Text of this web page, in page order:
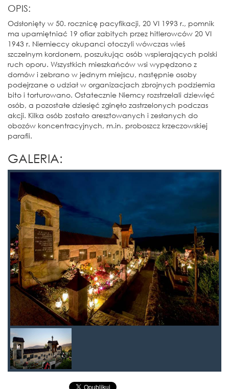
OPIS:
Odsłonięty w 50. rocznicę pacyfikacji, 20 VI 1993 r., pomnik
ma upamiętniać 19 ofiar zabitych przez hitlerowców 20 VI
1943 r. Niemieccy okupanci otoczyli wówczas wieś
szczelnym kordonem, poszukując osób wspierających polski
ruch oporu. Wszystkich mieszkańców wsi wypędzono z
domów i zebrano w jednym miejscu, następnie osoby
podejrzane o udział w organizacjach zbrojnych podziemia
bito i torturowano. Ostatecznie Niemcy rozstrzelali dziewięć
osób, a pozostałe dziesięć zginęło zastrzelonych podczas
akcji. Kilka osób zostało aresztowanych i zesłanych do
obozów koncentracyjnych, m.in. proboszcz krzeczowskiej
parafii.
GALERIA: